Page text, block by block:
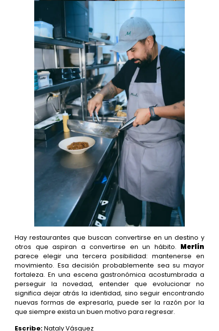
Hay restaurantes que buscan convertirse en un destino y
otros que aspiran a convertirse en un hábito. Merlín
parece elegir una tercera posibilidad: mantenerse en
movimiento. Esa decisión probablemente sea su mayor
fortaleza. En una escena gastronómica acostumbrada a
perseguir la novedad, entender que evolucionar no
significa dejar atrás la identidad, sino seguir encontrando
nuevas formas de expresarla, puede ser la razón por la
que siempre exista un buen motivo para regresar.
Escribe:Nataly Vásquez